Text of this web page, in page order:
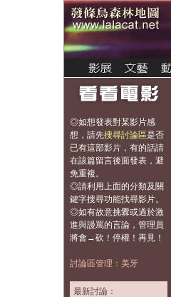
◎如想發表對某影片感
想， 請先搜尋討論區是否
已有這部影片，有的話請
在該篇留言後面發表，避
免重複。
◎請利用上面的分類及關
鍵字搜尋功能找尋影片。
◎如有故意挑釁或過於激
進與謾罵的言論，管理員
將會→砍！停權！再見！
討論區管理：美牙
最新討論：